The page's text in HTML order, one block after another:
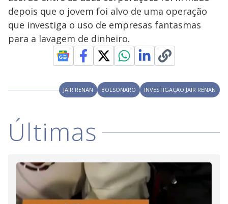
y
V
i
d
e
o
s
M
u
depois que o jovem foi alvo de uma operação
que investiga o uso de empresas fantasmas
para a lavagem de dinheiro.
JAIR RENAN BOLSONARO INVESTIGAÇÃO JAIR RENAN
Últimas